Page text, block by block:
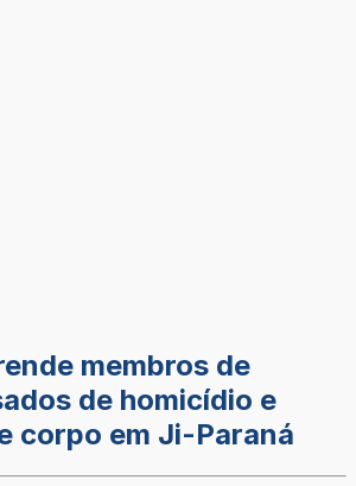
membros de
de homicídio e
corpo em Ji-Paraná